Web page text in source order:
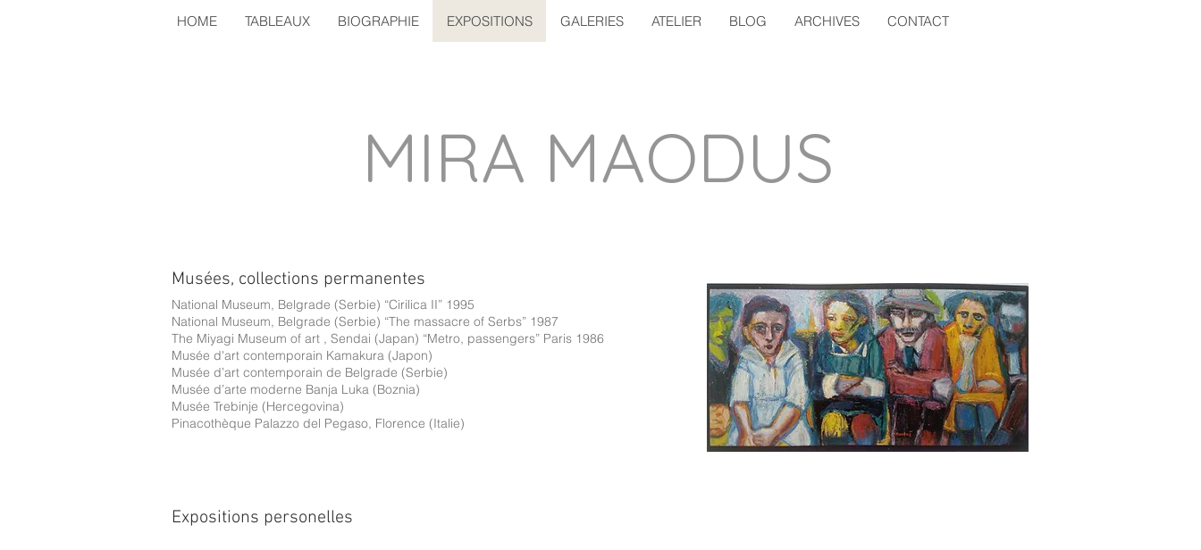
HOME TABLEAUX BIOGRAPHIE EXPOSITIONS GALERIES ATELIER BLOG ARCHIVES CONTACT
MIRA MAODUS
Musées, collections permanentes
National Museum, Belgrade (Serbie) “Cirilica II” 1995
National Museum, Belgrade (Serbie) “The massacre of Serbs” 1987
The Miyagi Museum of art , Sendai (Japan) “Metro, passengers” Paris 1986
Musée d'art contemporain Kamakura (Japon)
Musée d’art contemporain de Belgrade (Serbie)
Musée d’arte moderne Banja Luka (Boznia)
Musée Trebinje (Hercegovina)
Pinacothèque Palazzo del Pegaso, Florence (Italie)
Expositions personelles